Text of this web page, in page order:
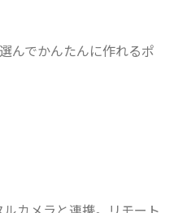
んでかんたんに作れるポ